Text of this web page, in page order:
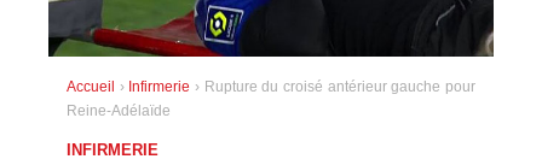
Accueil › Infirmerie › Rupture du croisé antérieur gauche pour
Reine-Adélaïde
INFIRMERIE